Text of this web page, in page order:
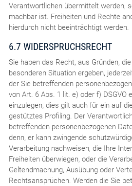
Verantwortlichen übermittelt werden,
machbar ist. Freiheiten und Rechte
hierdurch nicht beeinträchtigt werden.
6.7 WIDERSPRUCHSRECHT
Sie haben das Recht, aus Gründen,
besonderen Situation ergeben,
der Sie betreffenden
von Art. 6 Abs. 1 lit. e) oder f) DSGVO
einzulegen; dies gilt auch für ein auf
gestütztes Profiling. Der
betreffenden personenbezogenen
denn, er kann zwingende
Verarbeitung nachweisen, die Ihre
Freiheiten überwiegen, oder die
Geltendmachung, Ausübung oder
Rechtsansprüchen. Werden die Sie